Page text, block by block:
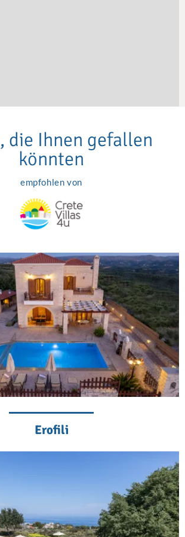
, die Ihnen gefallen
könnten
empfohlen von
Erofili